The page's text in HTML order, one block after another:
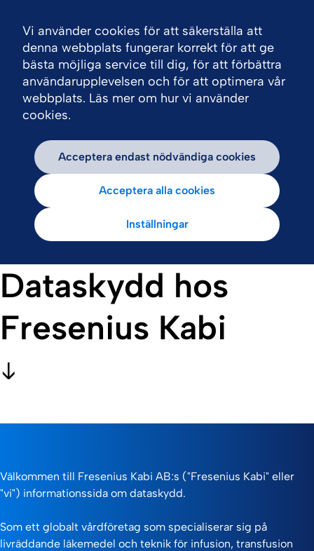
Dataskydd hos
Fresenius Kabi
Välkommen till Fresenius Kabi AB:s ("Fresenius Kabi" eller
"vi") informationssida om dataskydd.
Som ett globalt vårdföretag som specialiserar sig på
livräddande läkemedel och teknik för infusion, transfusion
Vi använder cookies för att säkerställa att
denna webbplats fungerar korrekt för att ge
bästa möjliga service till dig, för att förbättra
användarupplevelsen och för att optimera vår
webbplats. Läs mer om hur vi använder
cookies.
Acceptera endast nödvändiga cookies
Acceptera alla cookies
Inställningar